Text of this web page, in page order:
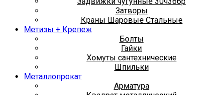
Затворы
Краны Шаровые Стальные
Метизы + Крепеж
Болты
Гайки
Хомуты сантехнические
Шпильки
Металлопрокат
Арматура
Квадрат металлический